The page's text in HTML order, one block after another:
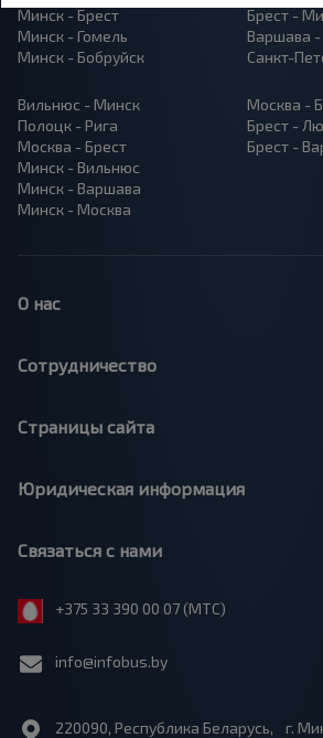
Минск - Брест
Минск - Гомель
Минск - Бобруйск
Брест -
Варшава
Санкт-
Вильнюс - Минск
Полоцк - Рига
Москва - Брест
Минск - Вильнюс
Минск - Варшава
Минск - Москва
Москва -
Брест -
Брест -
О нас
Сотрудничество
Страницы сайта
Юридическая информация
Связаться с нами
+375 33 390 00 07 (МТС)
info@infobus.by
220090, Республика Беларусь, г.